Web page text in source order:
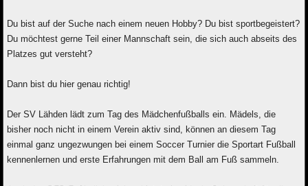
Du bist auf der Suche nach einem neuen Hobby? Du bist sportbegeistert?
Du möchtest gerne Teil einer Mannschaft sein, die sich auch abseits des
Platzes gut versteht?
Dann bist du hier genau richtig!
Der SV Lähden lädt zum Tag des Mädchenfußballs ein. Mädels, die
bisher noch nicht in einem Verein aktiv sind, können an diesem Tag
einmal ganz ungezwungen bei einem Soccer Turnier die Sportart Fußball
kennenlernen und erste Erfahrungen mit dem Ball am Fuß sammeln.